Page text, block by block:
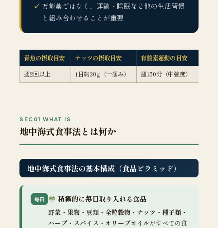
万能薬ではなく、運動・睡眠など他の生活習慣
と組み合わせることが重要
青魚の摂取目安 ナッツの摂取目安
有酸素運動の目安
週2回以上
1日約30g（一掴み） 週150分（中強度）
SEC01 WHAT IS
地中海式食事法とは何か
地中海式食事法の基本構成（食品ピラミッド）
毎日 積極的に毎日取り入れる食品
野菜・果物・豆類・全粒穀物・ナッツ・種子類・
ハーブ・スパイス・オリーブオイルがすべての食